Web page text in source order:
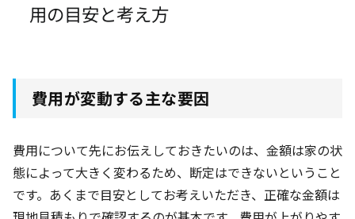
用の目安と考え方
費用が変動する主な要因
費用について先にお伝えしておきたいのは、金額は家の状
態によって大きく変わるため、断定はできないということ
です。あくまで目安としてお考えいただき、正確な金額は